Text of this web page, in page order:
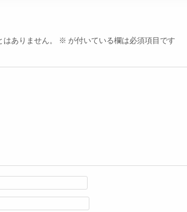
ありません。 ※ が付いている欄は必須項目です